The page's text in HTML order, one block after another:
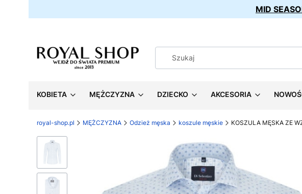
MID
KOBIETA MĘŻCZYZNA DZIECKO AKCESORIA
royal-shop.pl MĘŻCZYZNA Odzież męska koszule męskie KOSZULA MĘSKA ZE